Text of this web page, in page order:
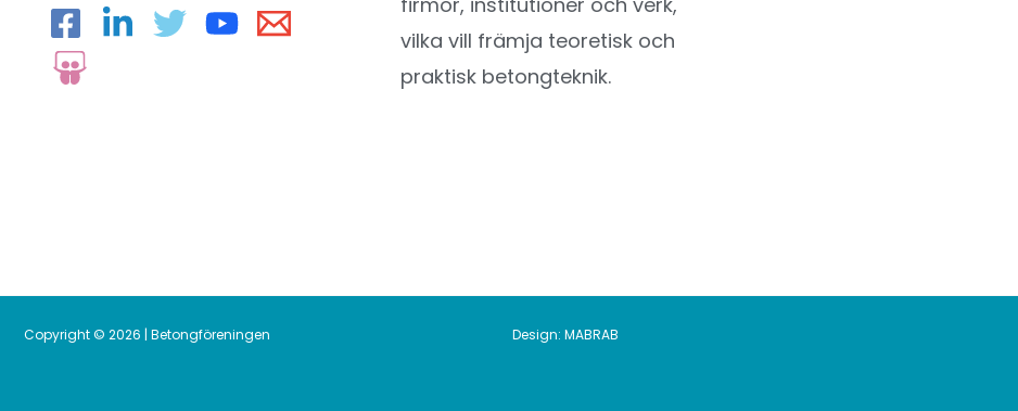
vilka vill främja teoretisk och
praktisk betongteknik.
Copyright © 2026 | Betongföreningen Design: MABRAB